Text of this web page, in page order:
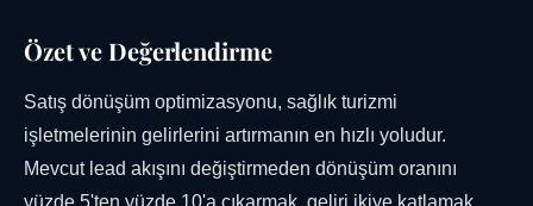
Özet ve Değerlendirme
Satış dönüşüm optimizasyonu, sağlık turizmi
işletmelerinin gelirlerini artırmanın en hızlı yoludur.
Mevcut lead akışını değiştirmeden dönüşüm oranını